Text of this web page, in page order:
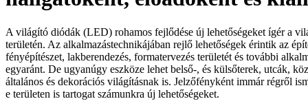
A világító diódák (LED) rohamos fejlődése új lehetőségeket ígér a
területén. Az alkalmazástechnikájában rejlő lehetőségek érintik az
fényépítészet, lakberendezés, formatervezés területét és további
egyaránt. De ugyanúgy eszköze lehet belső-, és külsőterek, utcák,
általános és dekorációs világításnak is. Jelzőfényként immár régről
e területen is tartogat számunkra új lehetőségeket.